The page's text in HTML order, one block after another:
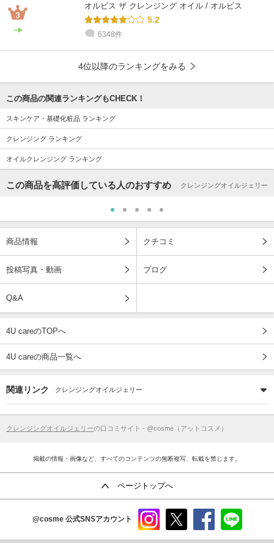
オルビス ザ クレンジング オイル / オルビス
5.2
6348件
4位以降のランキングをみる
この商品の関連ランキングもCHECK！
スキンケア・基礎化粧品 ランキング
クレンジング ランキング
オイルクレンジング ランキング
この商品を高評価している人のおすすめ クレンジングオイルジェリー
商品情報 クチコミ
投稿写真・動画 ブログ
Q&A
4U careのTOPへ
4U careの商品一覧へ
関連リンク クレンジングオイルジェリー
クレンジングオイルジェリーの口コミサイト - @cosme（アットコスメ）
掲載の情報・画像など、すべてのコンテンツの無断複写、転載を禁じます。
ページトップへ
@cosme 公式SNSアカウント